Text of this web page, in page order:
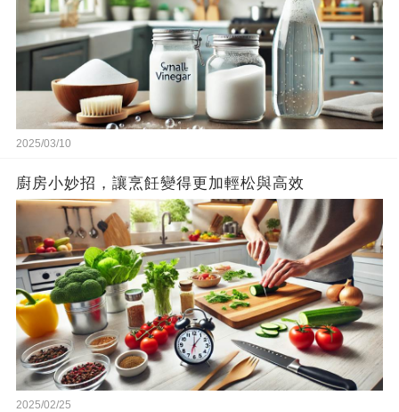
2025/03/10
廚房小妙招，讓烹飪變得更加輕松與高效
2025/02/25